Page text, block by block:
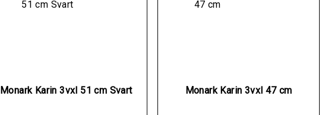
Monark Karin 3vxl 51 cm Svart Monark Karin 3vxl 47 cm